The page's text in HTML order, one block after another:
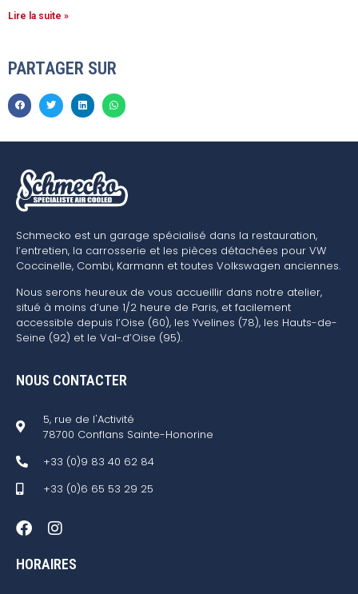
Lire la suite »
PARTAGER SUR
Schmecko est un garage spécialisé dans la restauration,
l’entretien, la carrosserie et les pièces détachées pour VW
Coccinelle, Combi, Karmann et toutes Volkswagen anciennes.
Nous serons heureux de vous accueillir dans notre atelier,
situé à moins d’une 1/2 heure de Paris, et facilement
accessible depuis l’Oise (60), les Yvelines (78), les Hauts-de-
Seine (92) et le Val-d’Oise (95).
NOUS CONTACTER
5, rue de l'Activité
78700 Conflans Sainte-Honorine
+33 (0)9 83 40 62 84
+33 (0)6 65 53 29 25
HORAIRES